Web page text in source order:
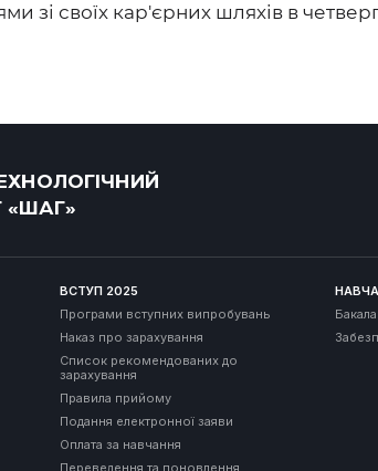
зі своїх кар'єрних шляхів в
«ШАГ»
ВСТУП 2025
Програми вступних випробувань
Наказ про зарахування
Список рекомендованих до
зарахування
Правила прийому
Подання електронної заяви
Оплата за навчання
Переведення та поновлення